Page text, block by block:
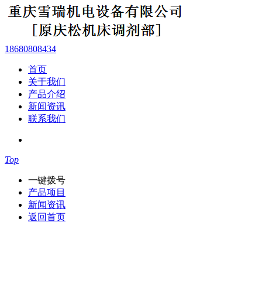
18680808434
首页
关于我们
产品介绍
新闻资讯
联系我们
Top
一键拨号
产品项目
新闻资讯
返回首页